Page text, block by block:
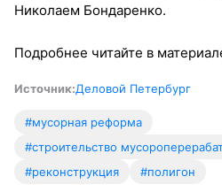
Николаем Бондаренко.
Подробнее читайте в
Источник:Деловой Петербург
#мусорная реформа
#строительство
#реконструкция
#полигон